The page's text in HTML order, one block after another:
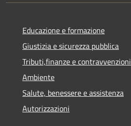
Educazione e formazione
Giustizia e sicurezza pubblica
Tributi,finanze e contravvenzioni
Ambiente
Salute, benessere e assistenza
Autorizzazioni